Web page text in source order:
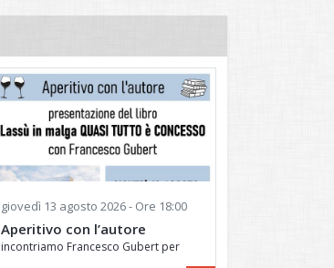
giovedì 13 agosto 2026 - Ore 18:00
Aperitivo con l’autore
incontriamo Francesco Gubert per